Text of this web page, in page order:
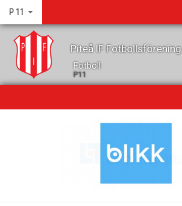
P 11
Piteå IF Fotbollsförening
Fotboll
P11